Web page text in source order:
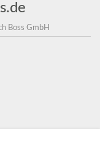
Boss GmbH